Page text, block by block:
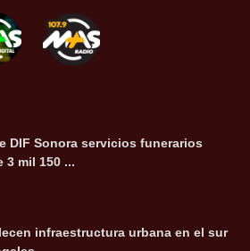
DIF Sonora servicios funerarios
3 mil 150 ...
infraestructura urbana en el sur